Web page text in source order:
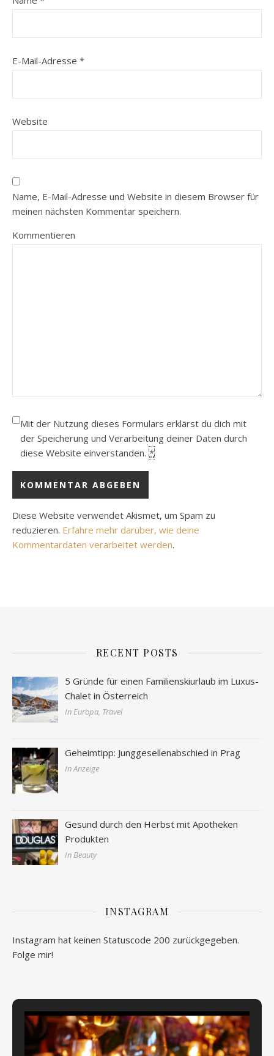
E-Mail-Adresse *
Website
Name, E-Mail-Adresse und Website in diesem Browser für
meinen nächsten Kommentar speichern.
Kommentieren
Mit der Nutzung dieses Formulars erklärst du dich mit
der Speicherung und Verarbeitung deiner Daten durch
diese Website einverstanden. *
Diese Website verwendet Akismet, um Spam zu
reduzieren. Erfahre mehr darüber, wie deine
Kommentardaten verarbeitet werden.
RECENT POSTS
5 Gründe für einen Familienskiurlaub im Luxus-
Chalet in Österreich
In Europa, Travel
Geheimtipp: Junggesellenabschied in Prag
In Anzeige
Gesund durch den Herbst mit Apotheken
Produkten
In Beauty
INSTAGRAM
Instagram hat keinen Statuscode 200 zurückgegeben.
Folge mir!